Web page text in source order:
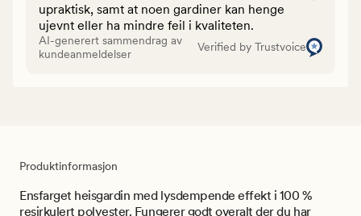
upraktisk, samt at noen gardiner kan henge
ujevnt eller ha mindre feil i kvaliteten.
AI-generert sammendrag av
kundeanmeldelser
Verified by Trustvoice
Produktinformasjon
Ensfarget heisgardin med lysdempende effekt i 100 %
resirkulert polyester. Fungerer godt overalt der du har